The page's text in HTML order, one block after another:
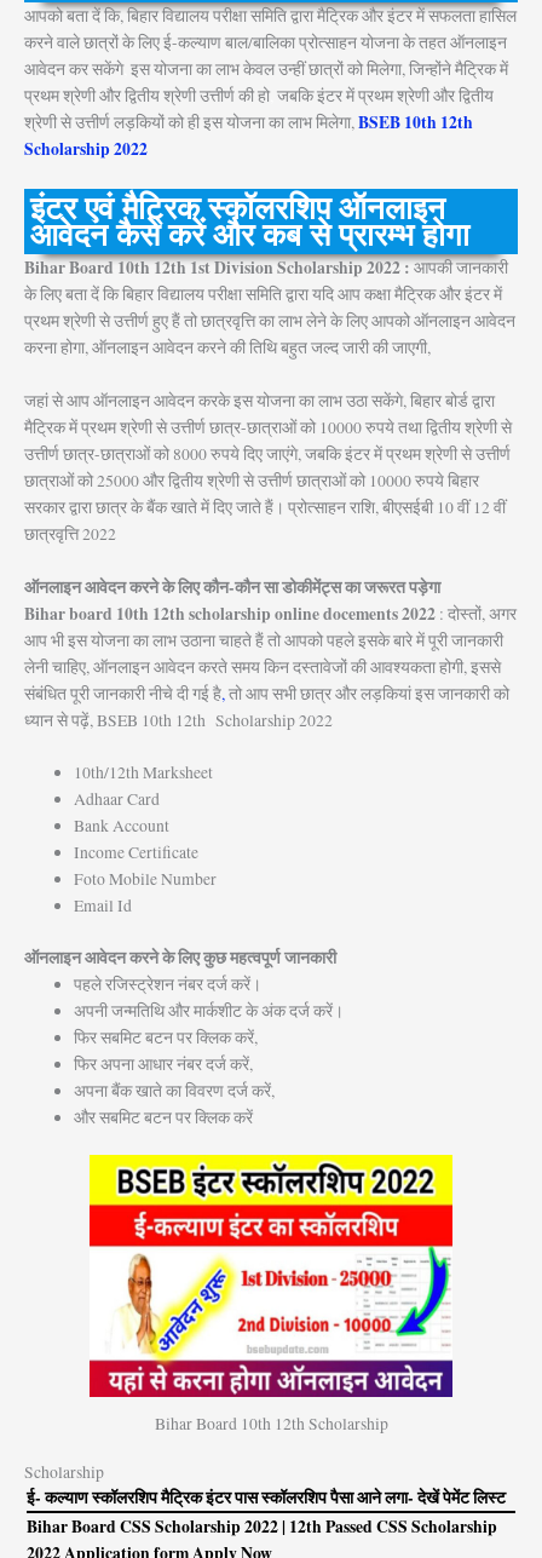
आपको बता दें कि, बिहार विद्यालय परीक्षा समिति द्वारा मैट्रिक और इंटर में सफलता हासिल
करने वाले छात्रों के लिए ई-कल्याण बाल/बालिका प्रोत्साहन योजना के तहत ऑनलाइन
आवेदन कर सकेंगे, इस योजना का लाभ केवल उन्हीं छात्रों को मिलेगा, जिन्होंने मैट्रिक में
प्रथम श्रेणी और द्वितीय श्रेणी उत्तीर्ण की हो जबकि इंटर में प्रथम श्रेणी और द्वितीय
श्रेणी से उत्तीर्ण लड़कियों को ही इस योजना का लाभ मिलेगा,BSEB 10th 12th
Scholarship 2022
इंटर एवं मैट्रिक स्कॉलरशिप ऑनलाइन
आवेदन कैसे करें और कब से प्रारम्भ होगा
Bihar Board 10th 12th 1st Division Scholarship 2022 :आपकी जानकारी
के लिए बता दें कि बिहार विद्यालय परीक्षा समिति द्वारा यदि आप कक्षा मैट्रिक और इंटर में
प्रथम श्रेणी से उत्तीर्ण हुए हैं तो छात्रवृत्ति का लाभ लेने के लिए आपको ऑनलाइन आवेदन
करना होगा, ऑनलाइन आवेदन करने की तिथि बहुत जल्द जारी की जाएगी,
जहां से आप ऑनलाइन आवेदन करके इस योजना का लाभ उठा सकेंगे, बिहार बोर्ड द्वारा
मैट्रिक में प्रथम श्रेणी से उत्तीर्ण छात्र-छात्राओं को 10000 रुपये तथा द्वितीय श्रेणी से
उत्तीर्ण छात्र-छात्राओं को 8000 रुपये दिए जाएंगे, जबकि इंटर में प्रथम श्रेणी से उत्तीर्ण
छात्राओं को 25000 और द्वितीय श्रेणी से उत्तीर्ण छात्राओं को 10000 रुपये बिहार
सरकार द्वारा छात्र के बैंक खाते में दिए जाते हैं। प्रोत्साहन राशि, बीएसईबी 10 वीं 12 वीं
छात्रवृत्ति 2022
ऑनलाइन आवेदन करने के लिए कौन-कौन सा डोकीमेंट्स का जरूरत पड़ेगा
Bihar board 10th 12th scholarship online docements 2022 : दोस्तों, अगर
आप भी इस योजना का लाभ उठाना चाहते हैं तो आपको पहले इसके बारे में पूरी जानकारी
लेनी चाहिए, ऑनलाइन आवेदन करते समय किन दस्तावेजों की आवश्यकता होगी, इससे
संबंधित पूरी जानकारी नीचे दी गई है, तो आप सभी छात्र और लड़कियां इस जानकारी को
ध्यान से पढ़ें, BSEB 10th 12th Scholarship 2022
10th/12th Marksheet
Adhaar Card
Bank Account
Income Certificate
Foto Mobile Number
Email Id
ऑनलाइन आवेदन करने के लिए कुछ महत्वपूर्ण जानकारी
पहले रजिस्ट्रेशन नंबर दर्ज करें।
अपनी जन्मतिथि और मार्कशीट के अंक दर्ज करें।
फिर सबमिट बटन पर क्लिक करें,
फिर अपना आधार नंबर दर्ज करें,
अपना बैंक खाते का विवरण दर्ज करें,
और सबमिट बटन पर क्लिक करें
Bihar Board 10th 12th Scholarship
Scholarship
ई- कल्याण स्कॉलरशिप मैट्रिक इंटर पास स्कॉलरशिप पैसा आने लगा- देखें पेमेंट लिस्ट
Bihar Board CSS Scholarship 2022 | 12th Passed CSS Scholarship
2022 Application form Apply Now